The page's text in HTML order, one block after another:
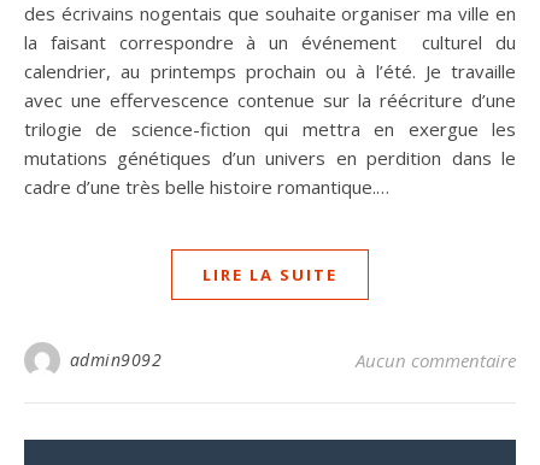
des écrivains nogentais que souhaite organiser ma ville en
la faisant correspondre à un événement culturel du
calendrier, au printemps prochain ou à l’été. Je travaille
avec une effervescence contenue sur la réécriture d’une
trilogie de science-fiction qui mettra en exergue les
mutations génétiques d’un univers en perdition dans le
cadre d’une très belle histoire romantique.…
LIRE LA SUITE
admin9092 Aucun commentaire